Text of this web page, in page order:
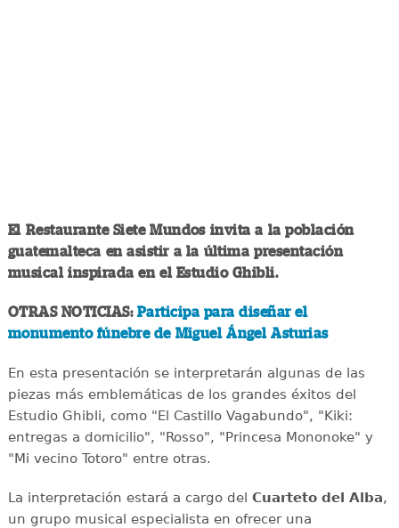
El Restaurante Siete Mundos invita a la población
guatemalteca en asistir a la última presentación
musical inspirada en el Estudio Ghibli.
OTRAS NOTICIAS: Participa para diseñar el
monumento fúnebre de Miguel Ángel Asturias
En esta presentación se interpretarán algunas de las
piezas más emblemáticas de los grandes éxitos del
Estudio Ghibli, como "El Castillo Vagabundo", "Kiki:
entregas a domicilio", "Rosso", "Princesa Mononoke" y
"Mi vecino Totoro" entre otras.
La interpretación estará a cargo del Cuarteto del Alba,
un grupo musical especialista en ofrecer una